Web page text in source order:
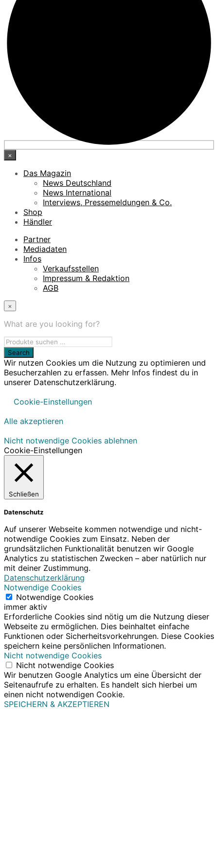
×
Das Magazin
News Deutschland
News International
Interviews, Pressemeldungen & Co.
Shop
Händler
Partner
Mediadaten
Infos
Verkaufsstellen
Impressum & Redaktion
AGB
×
What are you looking for?
Wir nutzen Cookies um die Nutzung zu optimieren und
Besucherzahlen zu erfassen. Mehr Infos findest du in
unserer Datenschutzerklärung.
Cookie-Einstellungen
Alle akzeptieren
Nicht notwendige Cookies ablehnen
Cookie-Einstellungen
Schließen
Datenschutz
Auf unserer Webseite kommen notwendige und nicht-
notwendige Cookies zum Einsatz. Neben der
grundsätzlichen Funktionalität benutzen wir Google
Analytics zu statistischen Zwecken – aber natürlich nur
mit deiner Zustimmung.
Datenschutzerklärung
Notwendige Cookies
Notwendige Cookies
immer aktiv
Erforderliche Cookies sind nötig um die Nutzung dieser
Webseite zu ermöglichen. Dies beinhaltet einfache
Funktionen oder Sicherheitsvorkehrungen. Diese Cookies
speichern keine persönlichen Informationen.
Nicht notwendige Cookies
Nicht notwendige Cookies
Wir benutzen Google Analytics um eine Übersicht der
Seitenaufrufe zu erhalten. Es handelt sich hierbei um
einen nicht notwendigen Cookie.
SPEICHERN & AKZEPTIEREN